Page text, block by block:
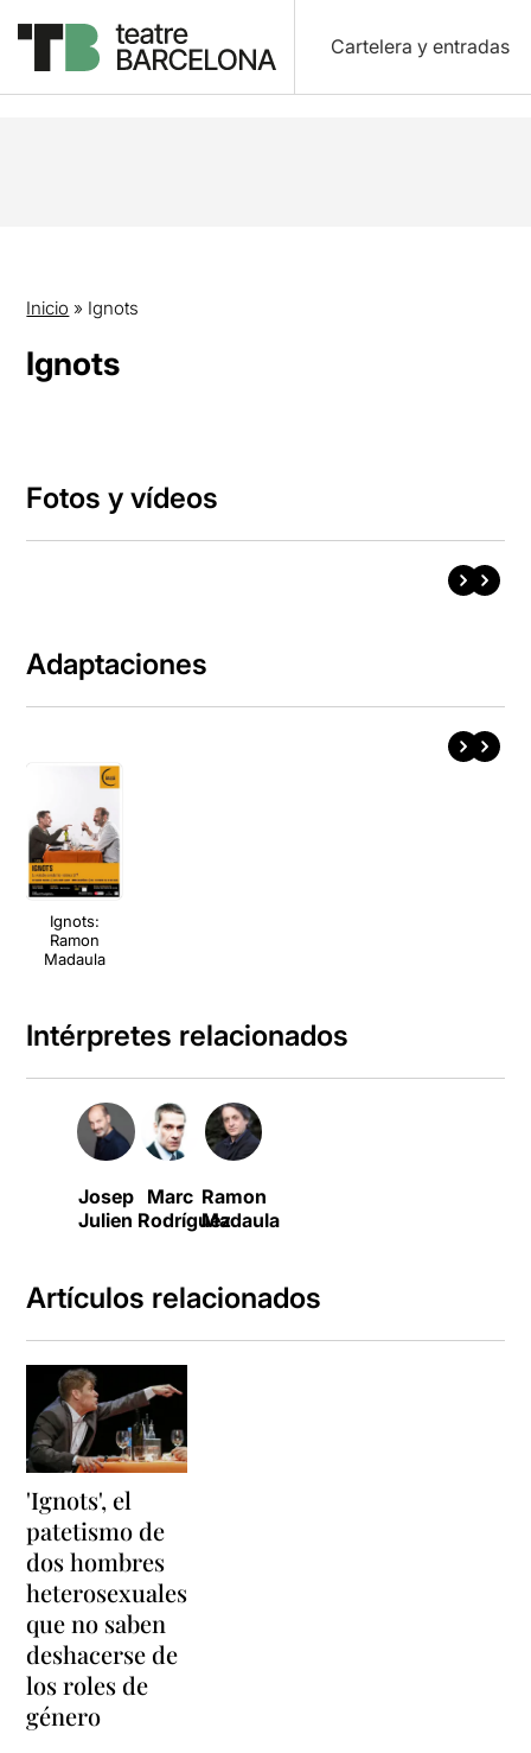
Cartelera y entradas
Inicio » Ignots
Ignots
Fotos y vídeos
Adaptaciones
Ignots:
Ramon
Madaula
Intérpretes relacionados
Josep
Julien
Marc
Rodríguez
Ramon
Madaula
Artículos relacionados
'Ignots', el
patetismo de
dos hombres
heterosexuales
que no saben
deshacerse de
los roles de
género